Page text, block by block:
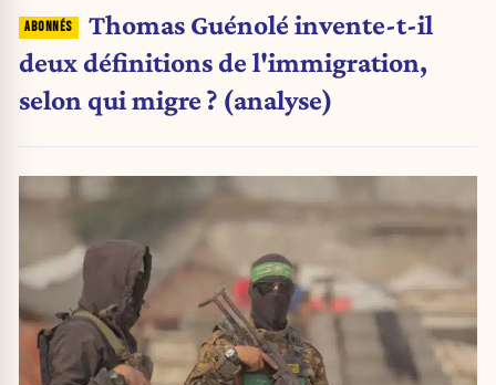
Thomas Guénolé invente-t-il
deux définitions de l'immigration,
selon qui migre ? (analyse)